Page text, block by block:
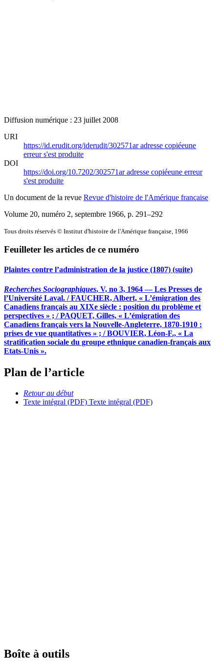
Diffusion numérique : 23 juillet 2008
URI
https://id.erudit.org/iderudit/302571aradresse copiéeune
erreur s'est produite
DOI
https://doi.org/10.7202/302571aradresse copiéeune erreur
s'est produite
Un document de la revue Revue d'histoire de l'Amérique française
Volume 20, numéro 2, septembre 1966, p. 291–292
Tous droits réservés © Institut d'histoire de l'Amérique française, 1966
Feuilleter les articles de ce numéro
Plaintes contre l’administration de la justice (1807) (suite)
Recherches Sociographiques, V, no 3, 1964 — Les Presses de
l’Université Laval. / FAUCHER, Albert, « L’émigration des
Canadiens français au XIXe siècle : position du problème et
perspectives » ; / PAQUET, Gilles, « L’émigration des
Canadiens français vers la Nouvelle-Angleterre, 1870-1910 :
prises de vue quantitatives » ; / BOUVIER, Léon-F., « La
stratification sociale du groupe ethnique canadien-français aux
Etats-Unis ».
Plan de l’article
Retour au début
Texte intégral (PDF) Texte intégral (PDF)
Boîte à outils